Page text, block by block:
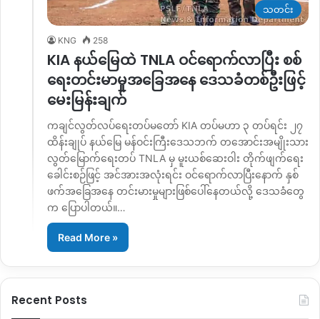
သတင်း
KNG 258
KIA နယ်မြေထဲ TNLA ဝင်ရောက်လာပြီး စစ်
ရေးတင်းမာမှုအခြေအနေ ဒေသခံတစ်ဦးဖြင့်
မေးမြန်းချက်
ကချင်လွတ်လပ်ရေးတပ်မတော် KIA တပ်မဟာ ၃ တပ်ရင်း ၂၇
ထိန်းချုပ် နယ်မြေ မန်ဝင်းကြီးဒေသဘက် တအောင်းအမျိုးသား
လွတ်မြောက်ရေးတပ် TNLA မှ မူးယစ်ဆေးဝါး တိုက်ဖျက်ရေး
ခေါင်းစဉ်ဖြင့် အင်အားအလုံးရင်း ဝင်ရောက်လာပြီးနောက် နှစ်
ဖက်အခြေအနေ တင်းမားမှုများဖြစ်ပေါ်နေတယ်လို့ ဒေသခံတွေ
က ပြောပါတယ်။…
Read More »
Recent Posts